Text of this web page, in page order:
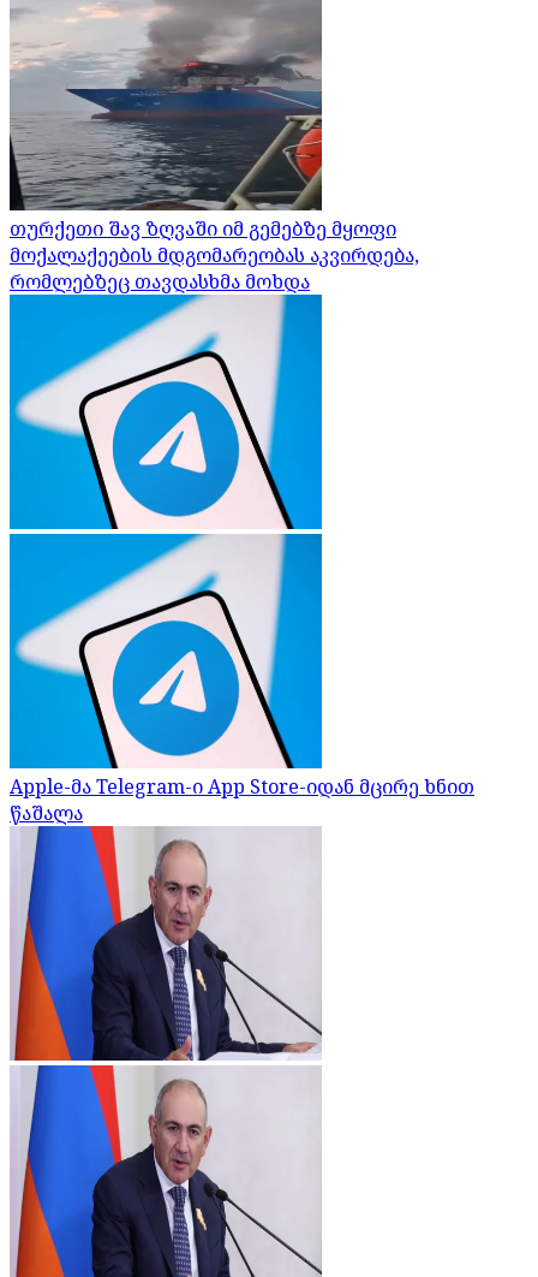
თურქეთი შავ ზღვაში იმ გემებზე მყოფი
მოქალაქეების მდგომარეობას აკვირდება,
რომლებზეც თავდასხმა მოხდა
Apple-მა Telegram-ი App Store-იდან მცირე ხნით
წაშალა